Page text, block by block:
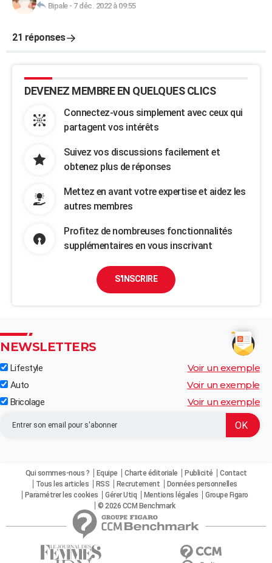
Bipale- 7 déc. 2022 à 09:55
21 réponses
DEVENEZ MEMBRE EN QUELQUES CLICS
Connectez-vous simplement avec ceux qui
partagent vos intérêts
Suivez vos discussions facilement et
obtenez plus de réponses
Mettez en avant votre expertise et aidez les
autres membres
Profitez de nombreuses fonctionnalités
supplémentaires en vous inscrivant
S'INSCRIRE
NEWSLETTERS
Lifestyle Voir un exemple
Auto Voir un exemple
Bricolage Voir un exemple
Qui sommes-nous ? Equipe Charte éditoriale Publicité
Contact
Tous les articles
RSS Recrutement
Données personnelles
Paramétrer les cookies
Gérer Utiq Mentions légales
Groupe Figaro
© 2026 CCM Benchmark